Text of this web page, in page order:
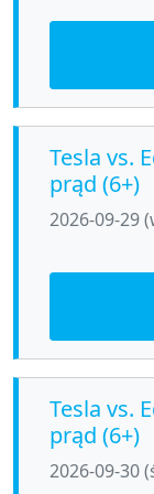
Tesla vs.
prąd (6+)
2026-09-29
Tesla vs.
prąd (6+)
2026-09-30